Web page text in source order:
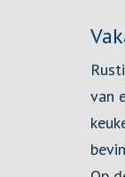
van